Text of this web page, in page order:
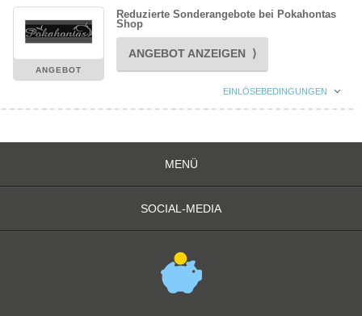
ANGEBOT
Reduzierte Sonderangebote bei Pokahontas
Shop
ANGEBOT ANZEIGEN ⟩
EINLÖSEBEDINGUNGEN
MENÜ
SOCIAL-MEDIA